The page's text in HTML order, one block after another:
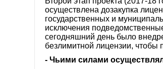
осуществлена дозакупка
государственных и
исключения
сегодняшний день было
безлимитной лицензии,
- Чьими силами